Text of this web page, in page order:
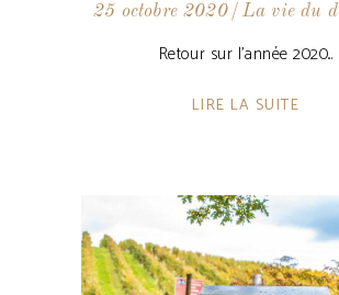
25 octobre 2020 La vie du
Retour sur l'année 2020
LIRE LA SUITE